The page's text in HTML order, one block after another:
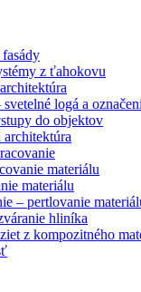
z ťahokovu
logá a
do objektov
materiálu
materiálu
– pertlovanie
hliníka
z kompozitného